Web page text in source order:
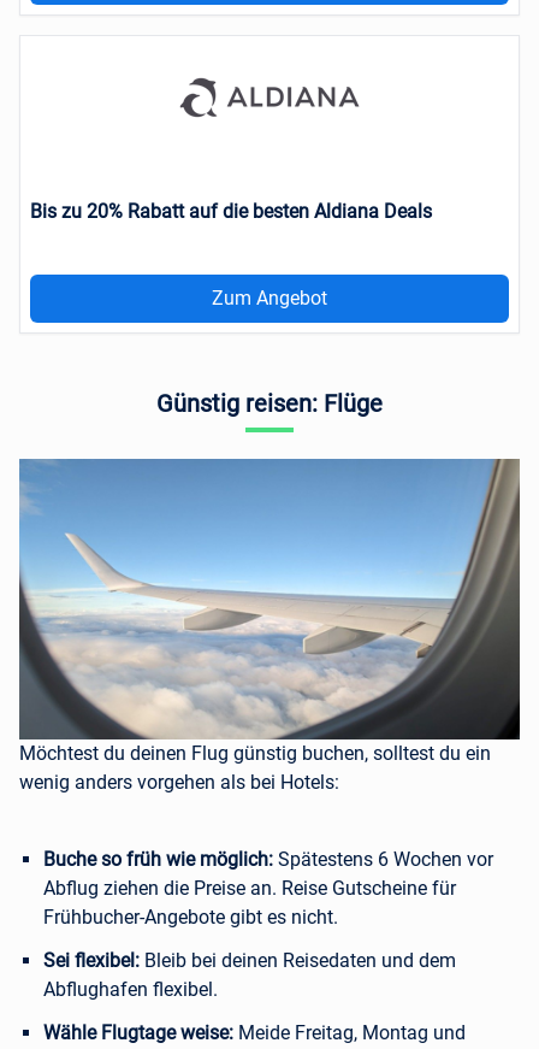
Bis zu 20% Rabatt auf die besten Aldiana Deals
Zum Angebot
Günstig reisen: Flüge
Möchtest du deinen Flug günstig buchen, solltest du ein
wenig anders vorgehen als bei Hotels:
Buche so früh wie möglich: Spätestens 6 Wochen vor
Abflug ziehen die Preise an. Reise Gutscheine für
Frühbucher-Angebote gibt es nicht.
Sei flexibel: Bleib bei deinen Reisedaten und dem
Abflughafen flexibel.
Wähle Flugtage weise: Meide Freitag, Montag und